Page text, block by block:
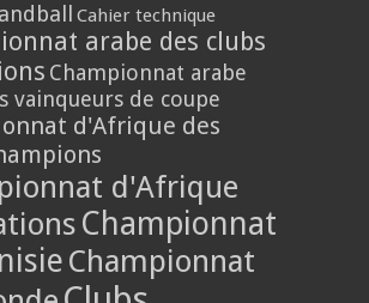
Cahier technique
arabe des clubs
Championnat arabe
vainqueurs de coupe
d'Afrique des
d'Afrique
Championnat
Championnat